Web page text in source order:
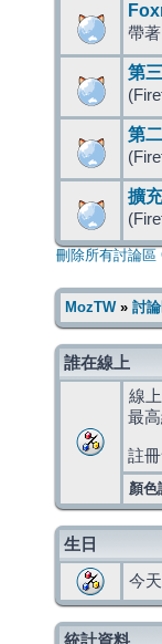
帶
第
第
擴
刪除所有討論區
MozTW» 討
誰在線上
線
最
註
顏色
生日
今